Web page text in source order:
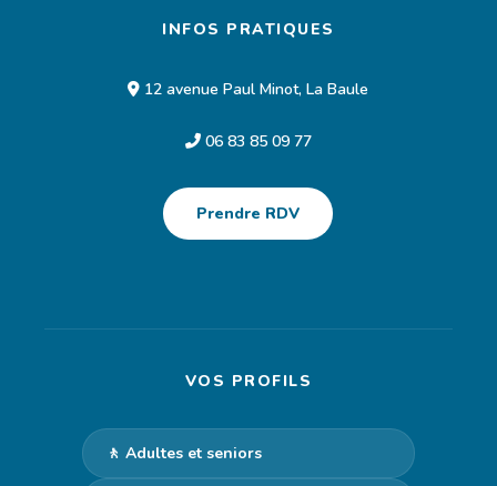
INFOS PRATIQUES
12 avenue Paul Minot, La Baule
06 83 85 09 77
Prendre RDV
VOS PROFILS
🚶 Adultes et seniors